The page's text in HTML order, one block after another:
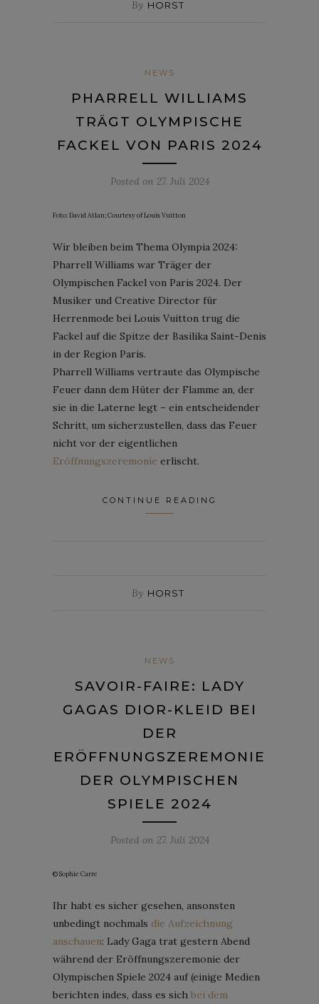
By HORST
NEWS
PHARRELL WILLIAMS
TRÄGT OLYMPISCHE
FACKEL VON PARIS 2024
Posted on 27. Juli 2024
Foto: David Atlan; Courtesy of Louis Vuitton
Wir bleiben beim Thema Olympia 2024:
Pharrell Williams war Träger der
Olympischen Fackel von Paris 2024. Der
Musiker und Creative Director für
Herrenmode bei Louis Vuitton trug die
Fackel auf die Spitze der Basilika Saint-Denis
in der Region Paris.
Pharrell Williams vertraute das Olympische
Feuer dann dem Hüter der Flamme an, der
sie in die Laterne legt – ein entscheidender
Schritt, um sicherzustellen, dass das Feuer
nicht vor der eigentlichen
Eröffnungszeremonie erlischt.
CONTINUE READING
By HORST
NEWS
SAVOIR-FAIRE: LADY
GAGAS DIOR-KLEID BEI
DER
ERÖFFNUNGSZEREMONIE
DER OLYMPISCHEN
SPIELE 2024
Posted on 27. Juli 2024
© Sophie Carre
Ihr habt es sicher gesehen, ansonsten
unbedingt nochmals die Aufzeichnung
anschauen: Lady Gaga trat gestern Abend
während der Eröffnungszeremonie der
Olympischen Spiele 2024 auf (einige Medien
berichten indes, dass es sich bei dem